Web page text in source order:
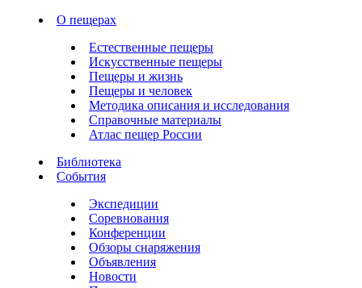
О пещерах
Естественные пещеры
Искусственные пещеры
Пещеры и жизнь
Пещеры и человек
Методика описания и исследования
Справочные материалы
Атлас пещер России
Библиотека
События
Экспедиции
Соревнования
Конференции
Обзоры снаряжения
Объявления
Новости